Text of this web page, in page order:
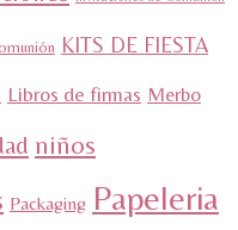
KITS DE FIESTA
Libros de firmas Merbo
niños
Packaging Papeleria